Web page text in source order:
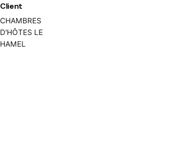
Client
CHAMBRES
D'HÔTES LE
HAMEL